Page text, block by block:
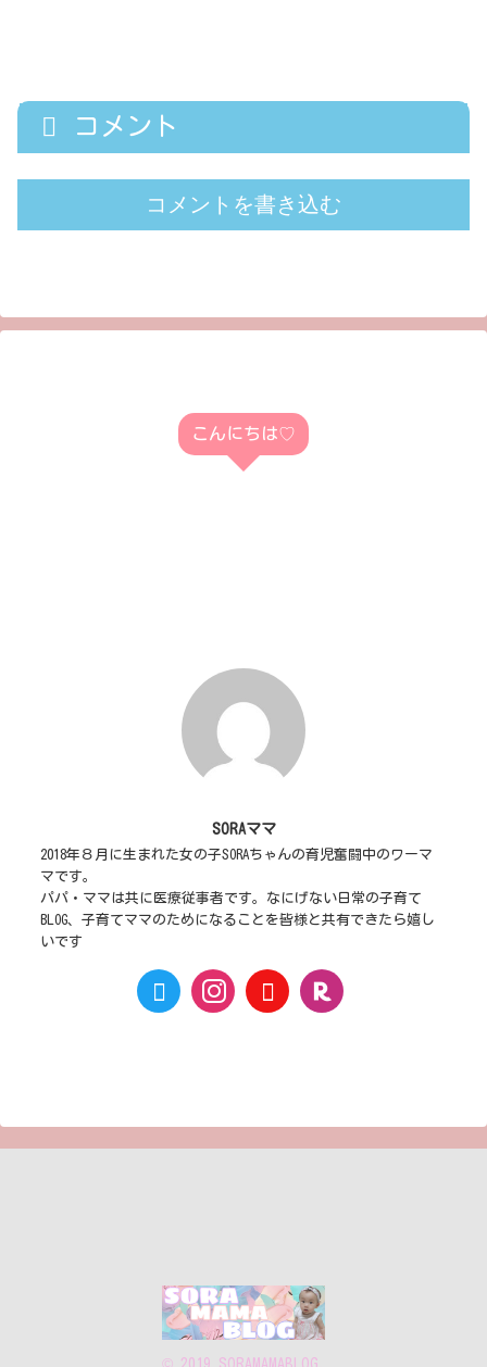
コメント
コメントを書き込む
こんにちは♡
SORAママ
2018年８月に生まれた女の子SORAちゃんの育児奮闘中のワーマ
マです。
パパ・ママは共に医療従事者です。なにげない日常の子育て
BLOG、子育てママのためになることを皆様と共有できたら嬉し
いです
© 2019 SORAMAMABLOG.